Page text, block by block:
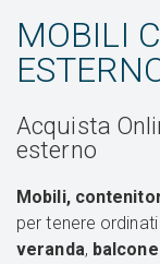
MOBILI
Acquista
esterno
Mobili,
per tenere
veranda, balcone